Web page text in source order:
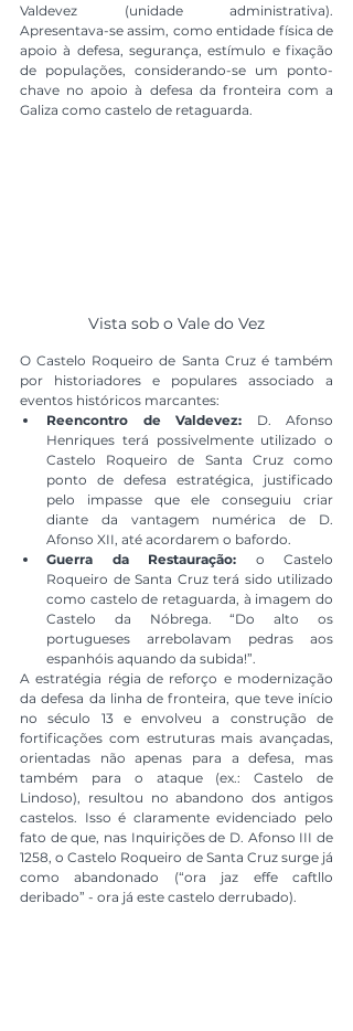
Valdevez (unidade administrativa).
Apresentava-se assim, como entidade física de
apoio à defesa, segurança, estímulo e fixação
de populações, considerando-se um ponto-
chave no apoio à defesa da fronteira com a
Galiza como castelo de retaguarda.
Vista sob o Vale do Vez
O Castelo Roqueiro de Santa Cruz é também
por historiadores e populares associado a
eventos históricos marcantes:
Reencontro de Valdevez: D. Afonso
Henriques terá possivelmente utilizado o
Castelo Roqueiro de Santa Cruz como
ponto de defesa estratégica, justificado
pelo impasse que ele conseguiu criar
diante da vantagem numérica de D.
Afonso XII, até acordarem o bafordo.
Guerra da Restauração: o Castelo
Roqueiro de Santa Cruz terá sido utilizado
como castelo de retaguarda, à imagem do
Castelo da Nóbrega. “Do alto os
portugueses arrebolavam pedras aos
espanhóis aquando da subida!”.
A estratégia régia de reforço e modernização
da defesa da linha de fronteira, que teve início
no século 13 e envolveu a construção de
fortificações com estruturas mais avançadas,
orientadas não apenas para a defesa, mas
também para o ataque (ex.: Castelo de
Lindoso), resultou no abandono dos antigos
castelos. Isso é claramente evidenciado pelo
fato de que, nas Inquirições de D. Afonso III de
1258, o Castelo Roqueiro de Santa Cruz surge já
como abandonado (“ora jaz effe caftllo
deribado” - ora já este castelo derrubado).